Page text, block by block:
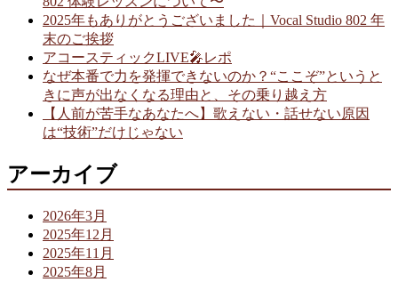
2025年もありがとうございました｜Vocal Studio 802 年
末のご挨拶
アコースティックLIVE🎤レポ
なぜ本番で力を発揮できないのか？“ここぞ”というと
きに声が出なくなる理由と、その乗り越え方
【人前が苦手なあなたへ】歌えない・話せない原因
は“技術”だけじゃない
アーカイブ
2026年3月
2025年12月
2025年11月
2025年8月